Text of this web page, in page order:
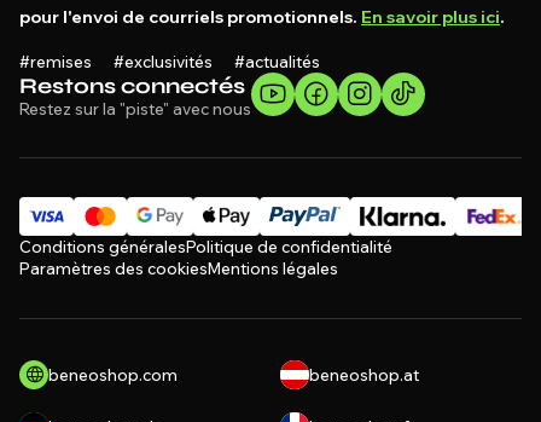
Restons connectés
Restez sur la "piste" avec nous
pour l'envoi de courriels promotionnels. En savoir plus ici.
#remises #exclusivités #actualités
Conditions généralesPolitique de confidentialité
Paramètres des cookiesMentions légales
beneoshop.com beneoshop.at